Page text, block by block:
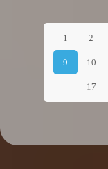
1 2
9 10
17